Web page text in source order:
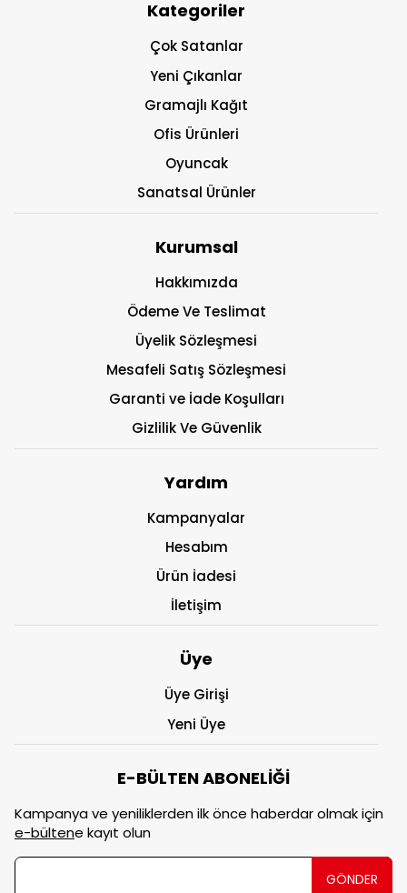
Kategoriler
Çok Satanlar
Yeni Çıkanlar
Gramajlı Kağıt
Ofis Ürünleri
Oyuncak
Sanatsal Ürünler
Kurumsal
Hakkımızda
Ödeme Ve Teslimat
Üyelik Sözleşmesi
Mesafeli Satış Sözleşmesi
Garanti ve İade Koşulları
Gizlilik Ve Güvenlik
Yardım
Kampanyalar
Hesabım
Ürün İadesi
İletişim
Üye
Üye Girişi
Yeni Üye
E-BÜLTEN ABONELİĞİ
Kampanya ve yeniliklerden ilk önce haberdar olmak için
e-bültene kayıt olun
GÖNDER